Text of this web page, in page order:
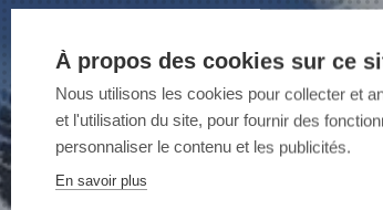
À propos des cookies sur ce
Nous utilisons les cookies pour collecter et
et l'utilisation du site, pour fournir des
personnaliser le contenu et les publicités.
En savoir plus